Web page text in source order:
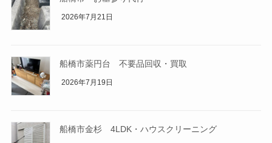
2026年7月21日
船橋市薬円台 不要品回収・買取
2026年7月19日
船橋市金杉 4LDK・ハウスクリーニング